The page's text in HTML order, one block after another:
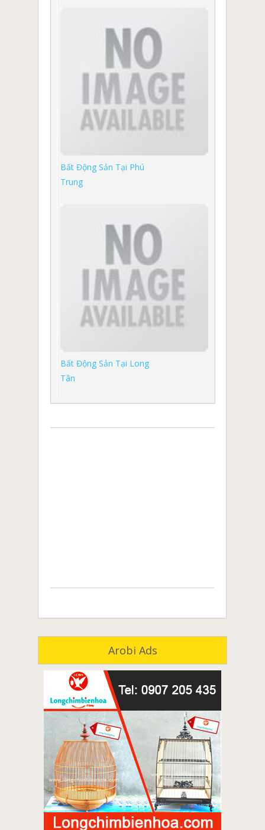
Bất Động Sản Tại Phú
Trung
Bất Động Sản Tại Long
Tân
Arobi Ads
môi giới nhà đất đồng nai
môi giới nhà đất biên hòa
môi giới nhà đất long khánh